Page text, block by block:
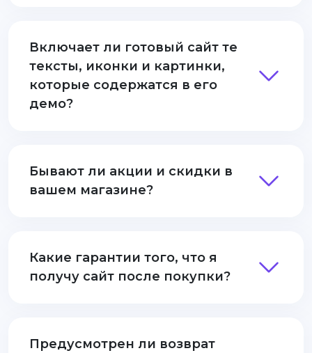
Включает ли готовый сайт те
тексты, иконки и картинки,
которые содержатся в его
демо?
Бывают ли акции и скидки в
вашем магазине?
Какие гарантии того, что я
получу сайт после покупки?
Предусмотрен ли возврат